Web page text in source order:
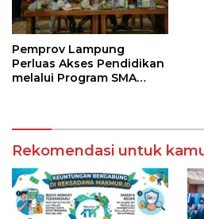
Pemprov Lampung
Perluas Akses Pendidikan
melalui Program SMA
Rekomendasi untuk